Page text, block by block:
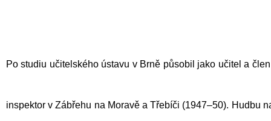
Po studiu učitelského ústavu v Brně působil jako učitel a
inspektor v Zábřehu na Moravě a Třebíči (1947–50). Hudbu